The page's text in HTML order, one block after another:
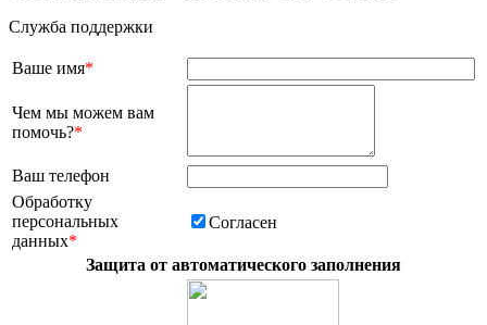
Служба поддержки
Ваше имя*
Чем мы можем вам
помочь?*
Ваш телефон
Обработку
персональных
данных*
Согласен
Защита от автоматического заполнения